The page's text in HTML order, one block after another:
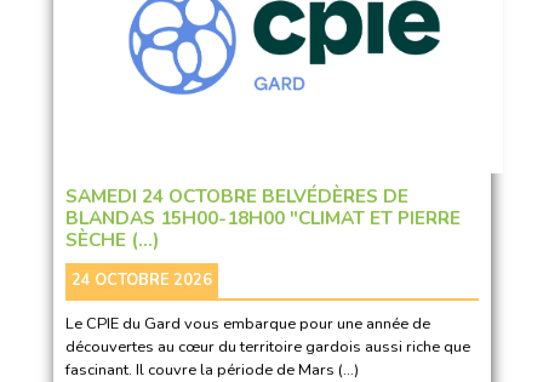
SAMEDI 24 OCTOBRE BELVÉDÈRES DE
BLANDAS 15H00-18H00 "CLIMAT ET PIERRE
SÈCHE (…)
24 OCTOBRE 2026
Le CPIE du Gard vous embarque pour une année de
découvertes au cœur du territoire gardois aussi riche que
fascinant. Il couvre la période de Mars (…)